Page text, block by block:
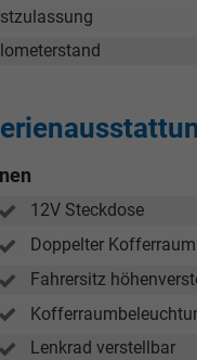
12V Steckdose
Doppelter
Fahrersitz
Lenkrad verstellbar